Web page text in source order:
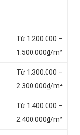
Từ 1.200.000 –
1.500.000₫/m²
Từ 1.300.000 –
2.300.000₫/m²
Từ 1.400.000 –
2.400.000₫/m²